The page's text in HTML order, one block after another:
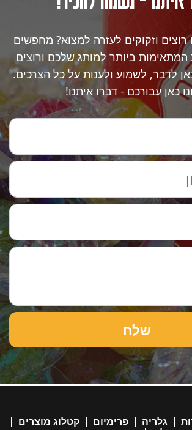
וזקוקים לעזרה למצוא? מחפשים
ביותר למותג שלכם ורוצים
לדבר, לשמוע ולענות על כל הצרכים.
כאן עבורכם - דברו איתנו!
גלריה פרימיום
קטלוג מוצרים